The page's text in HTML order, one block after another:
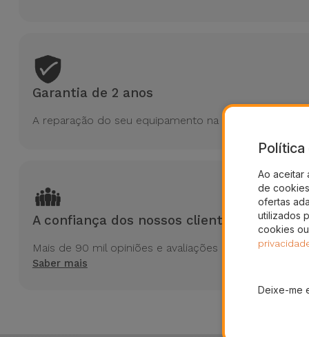
Garantia de 2 anos
A reparação do seu equipamento na iServices tem 2
A confiança dos nossos clientes
Mais de 90 mil opiniões e avaliações no Trustpilot
Saber mais
Política
Ao aceitar
de
ofertas
utilizados
cookies
Deixe-me